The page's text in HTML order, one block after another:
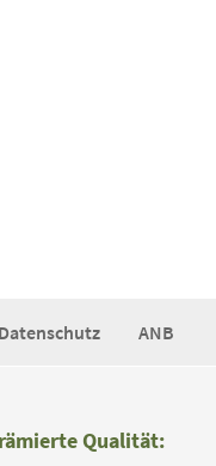
Datenschutz ANB
Qualität: